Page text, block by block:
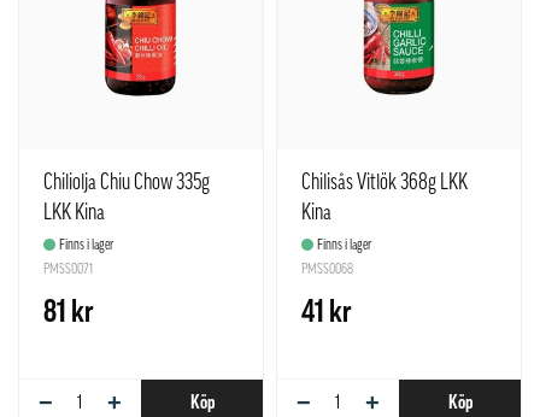
Chiliolja Chiu Chow 335g
LKK Kina
Finns i lager
PMSS0071
81 kr
− + Köp
Chilisås Vitlök 368g LKK
Kina
Finns i lager
PMSS0068
41 kr
− + Köp